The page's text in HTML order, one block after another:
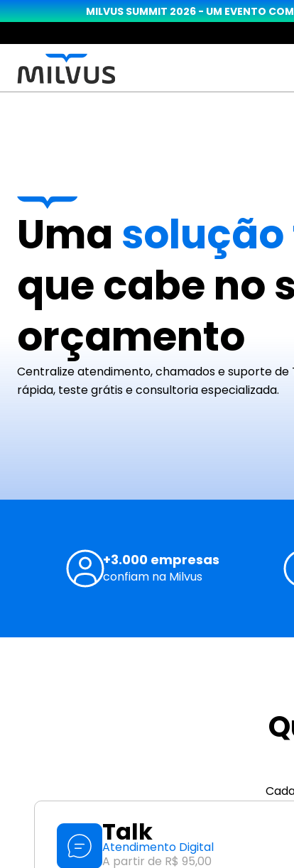
MILVUS SUMMIT 2026 - UM EVENTO
Uma
que cabe no
orçamento
Centralize atendimento, chamados e suporte
rápida, teste grátis e consultoria especializada.
+3.000 empresas
confiam na Milvus
Talk
Atendimento Digital
A partir de R$ 95,00